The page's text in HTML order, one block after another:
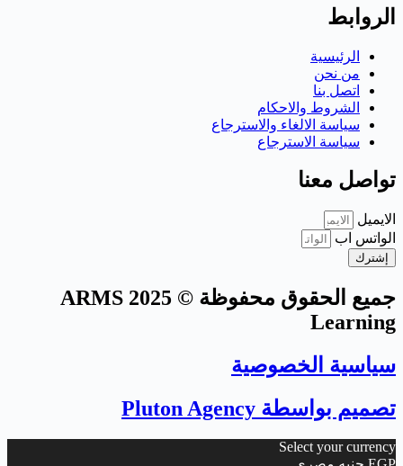
الروابط
الرئيسية
من نحن
اتصل بنا
الشروط والاحكام
سياسة الالغاء والاسترجاع
سياسة الاسترجاع
تواصل معنا
الايميل
الواتس اب
إشترك
جميع الحقوق محفوظة © 2025 ARMS
Learning
سياسية الخصوصية
تصميم بواسطة Pluton Agency
Select your currency